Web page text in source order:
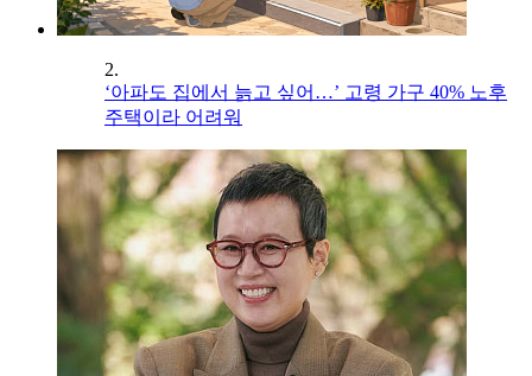
2.
‘아파도 집에서 늙고 싶어…’ 고령 가구 40% 노후
주택이라 어려워